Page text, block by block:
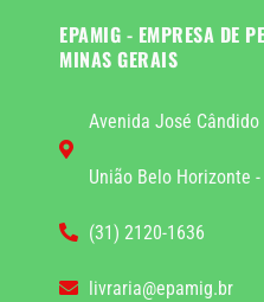
EPAMIG - EMPRESA DE
MINAS GERAIS
Avenida José
União Belo Horizonte
(31) 2120-1636
livraria@epamig.br